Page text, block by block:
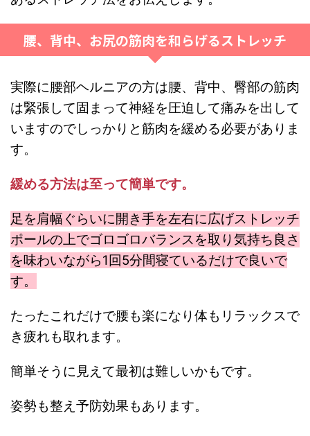
腰、背中、お尻の筋肉を和らげるストレッチ
実際に腰部ヘルニアの方は腰、背中、臀部の筋肉
は緊張して固まって神経を圧迫して痛みを出して
いますのでしっかりと筋肉を緩める必要がありま
す。
緩める方法は至って簡単です。
足を肩幅ぐらいに開き手を左右に広げストレッチ
ポールの上でゴロゴロバランスを取り気持ち良さ
を味わいながら1回5分間寝ているだけで良いで
す。
たったこれだけで腰も楽になり体もリラックスで
き疲れも取れます。
簡単そうに見えて最初は難しいかもです。
姿勢も整え予防効果もあります。